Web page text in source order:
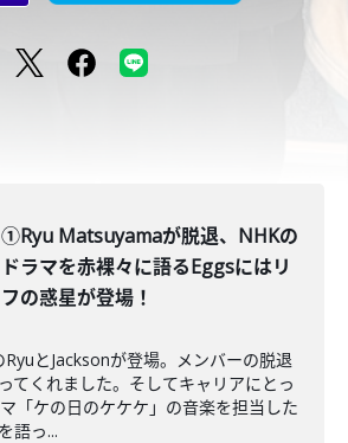
①Ryu Matsuyamaが脱退、NHKの
ドラマを赤裸々に語るEggsにはリ
フの惑星が登場！
とJacksonが登場。メンバーの脱退
てくれました。そしてキャリアにとっ
「ケの日のケケケ」の音楽を担当した
語っ...